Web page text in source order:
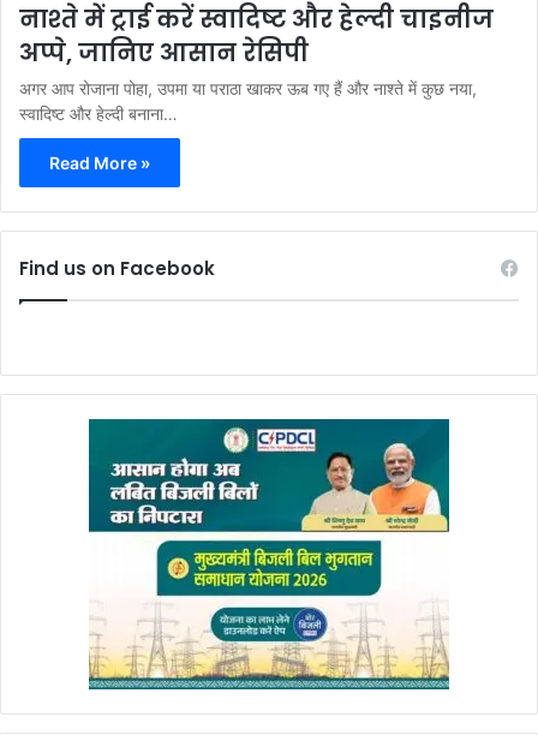
नाश्ते में ट्राई करें स्वादिष्ट और हेल्दी चाइनीज
अप्पे, जानिए आसान रेसिपी
अगर आप रोजाना पोहा, उपमा या पराठा खाकर ऊब गए हैं और नाश्ते में कुछ नया,
स्वादिष्ट और हेल्दी बनाना…
Read More »
Find us on Facebook